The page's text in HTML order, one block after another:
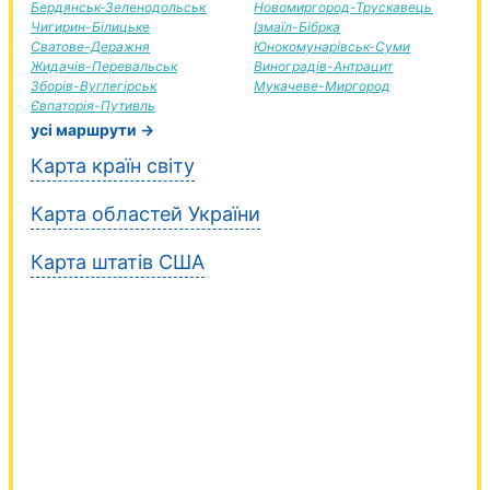
Бердянськ-Зеленодольськ
Чигирин-Білицьке
Сватове-Деражня
Жидачів-Перевальськ
Зборів-Вуглегірськ
Євпаторія-Путивль
Новомиргород-Трускавець
Ізмаїл-Бібрка
Юнокомунарівськ-Суми
Виноградів-Антрацит
Мукачеве-Миргород
усі маршрути →
Карта країн світу
Карта областей України
Карта штатів США